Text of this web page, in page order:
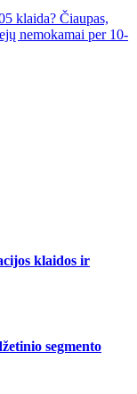
klaida? Čiaupas,
nemokamai per 10-
klaidos ir
segmento